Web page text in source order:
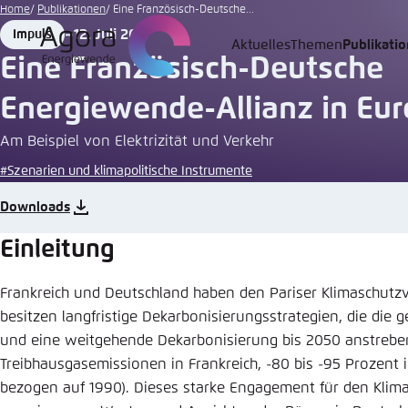
Zum
Hauptinhalt
gehen
AktuellesThemen
Home Publikationen Eine Französisch-Deutsche...
Format
Impuls
Date
12. Juli 2017
Eine Französisch-Deutsche
Energiewende-Allianz in
Am Beispiel von Elektrizität und Verkehr
#Szenarien und klimapolitische Instrumente
Downloads
Einleitung
Frankreich und Deutschland haben den Pariser
besitzen langfristige Dekarbonisierungsstrategien, die die
und eine weitgehende Dekarbonisierung bis 2050
Treibhausgasemissionen in Frankreich, -80 bis -95 Prozent
bezogen auf 1990). Dieses starke Engagement für den
Login
Sprache
Agora
Wählen
Close
Hell